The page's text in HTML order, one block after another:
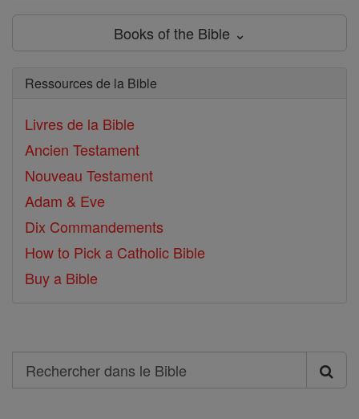
Books of the Bible ⌄
Ressources de la Bible
Livres de la Bible
Ancien Testament
Nouveau Testament
Adam & Eve
Dix Commandements
How to Pick a Catholic Bible
Buy a Bible
Search
Rechercher